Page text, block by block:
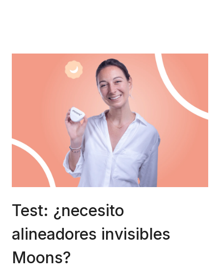
Test: ¿necesito
alineadores invisibles
Moons?